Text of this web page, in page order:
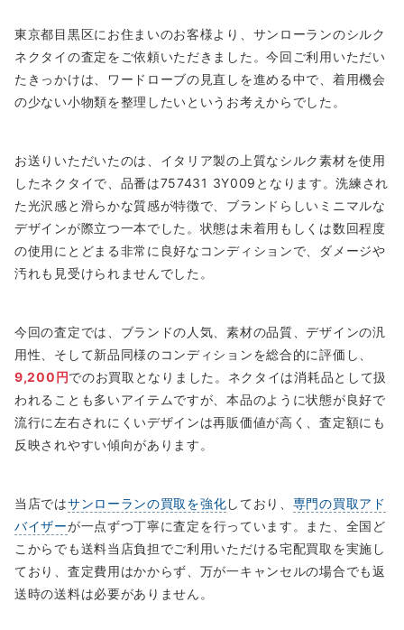
東京都目黒区にお住まいのお客様より、サンローランのシルク
ネクタイの査定をご依頼いただきました。今回ご利用いただい
たきっかけは、ワードローブの見直しを進める中で、着用機会
の少ない小物類を整理したいというお考えからでした。
お送りいただいたのは、イタリア製の上質なシルク素材を使用
したネクタイで、品番は757431 3Y009となります。洗練され
た光沢感と滑らかな質感が特徴で、ブランドらしいミニマルな
デザインが際立つ一本でした。状態は未着用もしくは数回程度
の使用にとどまる非常に良好なコンディションで、ダメージや
汚れも見受けられませんでした。
今回の査定では、ブランドの人気、素材の品質、デザインの汎
用性、そして新品同様のコンディションを総合的に評価し、
9,200円でのお買取となりました。ネクタイは消耗品として扱
われることも多いアイテムですが、本品のように状態が良好で
流行に左右されにくいデザインは再販価値が高く、査定額にも
反映されやすい傾向があります。
当店ではサンローランの買取を強化しており、 専門の買取アド
バイザーが一点ずつ丁寧に査定を行っています。また、全国ど
こからでも送料当店負担でご利用いただける宅配買取を実施し
ており、査定費用はかからず、万が一キャンセルの場合でも返
送時の送料は必要がありません。